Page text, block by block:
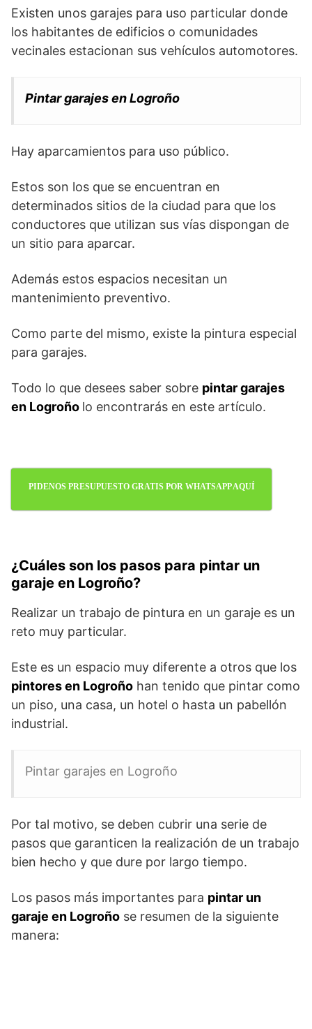
Existen unos garajes para uso particular donde
los habitantes de edificios o comunidades
vecinales estacionan sus vehículos automotores.
Pintar garajes en Logroño
Hay aparcamientos para uso público.
Estos son los que se encuentran en
determinados sitios de la ciudad para que los
conductores que utilizan sus vías dispongan de
un sitio para aparcar.
Además estos espacios necesitan un
mantenimiento preventivo.
Como parte del mismo, existe la pintura especial
para garajes.
Todo lo que desees saber sobre pintar garajes
en Logroño lo encontrarás en este artículo.
PIDENOS PRESUPUESTO GRATIS POR WHATSAPP AQUÍ
¿Cuáles son los pasos para pintar un
garaje en Logroño?
Realizar un trabajo de pintura en un garaje es un
reto muy particular.
Este es un espacio muy diferente a otros que los
pintores en Logroño han tenido que pintar como
un piso, una casa, un hotel o hasta un pabellón
industrial.
Pintar garajes en Logroño
Por tal motivo, se deben cubrir una serie de
pasos que garanticen la realización de un trabajo
bien hecho y que dure por largo tiempo.
Los pasos más importantes para pintar un
garaje en Logroño se resumen de la siguiente
manera: